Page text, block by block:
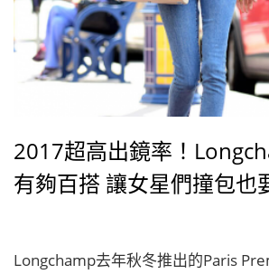
2017超高出鏡率！
有夠百搭 讓女星們撞包也
Longchamp去年秋冬推出的Paris